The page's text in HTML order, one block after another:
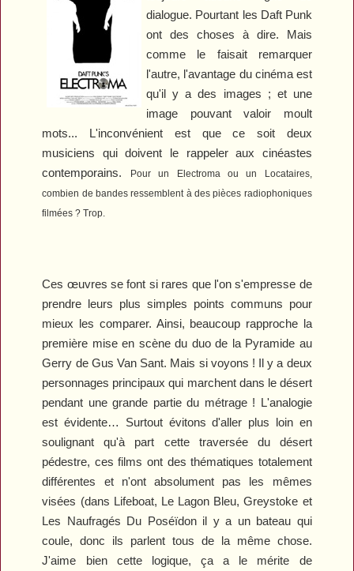
dialogue. Pourtant les Daft Punk
ont des choses à dire. Mais
comme le faisait remarquer
l'autre, l'avantage du cinéma est
qu'il y a des images ; et une
image pouvant valoir moult
mots... L'inconvénient est que ce soit deux
musiciens qui doivent le rappeler aux cinéastes
contemporains.
Pour un Electromaou un Locataires,
combien de bandes ressemblent à des pièces radiophoniques
filmées ? Trop.
Ces œuvres se font si rares que l'on s'empresse de
prendre leurs plus simples points communs pour
mieux les comparer. Ainsi, beaucoup rapproche la
première mise en scène du duo de la Pyramide au
Gerry de Gus Van Sant. Mais si voyons ! Il y a deux
personnages principaux qui marchent dans le désert
pendant une grande partie du métrage ! L'analogie
est évidente… Surtout évitons d'aller plus loin en
soulignant qu'à part cette traversée du désert
pédestre, ces films ont des thématiques totalement
différentes et n'ont absolument pas les mêmes
visées (dans Lifeboat, Le Lagon Bleu,Greystoke et
Les Naufragés Du Poséïdonil y a un bateau qui
coule, donc ils parlent tous de la même chose.
J'aime bien cette logique, ça a le mérite de